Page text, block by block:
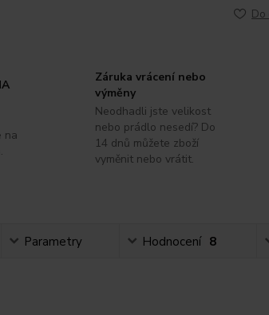
Do
na
Záruka vrácení nebo
výměny
Neodhadli jste velikost
nebo prádlo nesedí? Do
14 dnů můžete zboží
vyměnit nebo vrátit.
Parametry Hodnocení 8